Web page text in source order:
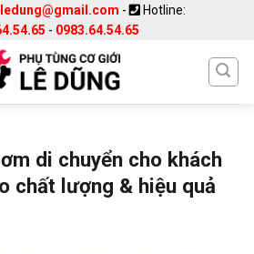
-
Hotline:
- 0983.64.54.65
di chuyển cho khách
chất lượng & hiệu quả